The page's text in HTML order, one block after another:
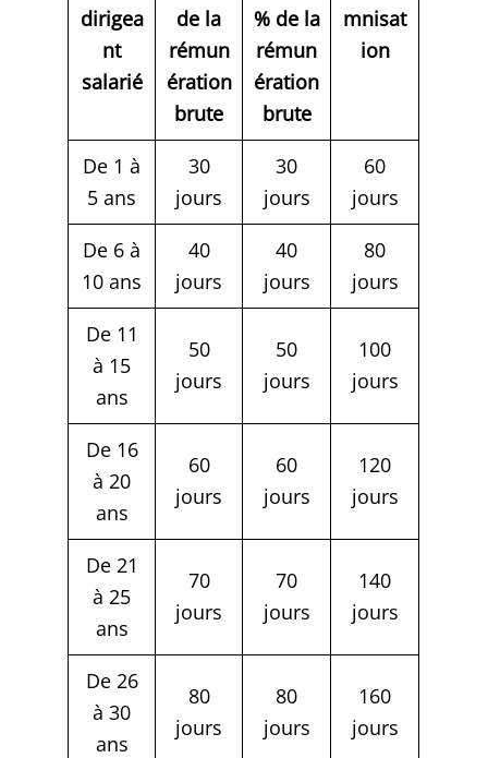
dirigea
nt
salarié
de la
rémun
ération
brute
% de la
rémun
ération
brute
mnisat
ion
De 1 à
5 ans
30
jours
30
jours
60
jours
De 6 à
10 ans
40
jours
40
jours
80
jours
De 11
à 15
ans
50
jours
50
jours
100
jours
De 16
à 20
ans
60
jours
60
jours
120
jours
De 21
à 25
ans
70
jours
70
jours
140
jours
De 26
à 30
ans
80
jours
80
jours
160
jours